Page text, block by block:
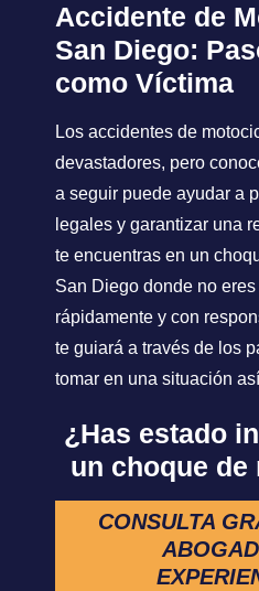
Accidente de
San Diego:
como Víctima
Los accidentes de
devastadores, pero
a seguir puede ayudar a
legales y garantizar una
te encuentras en un
San Diego donde no
rápidamente y con
te guiará a través de los
tomar en una situación
¿Has estado
un choque
CONSULTA